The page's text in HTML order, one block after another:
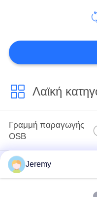
Λαϊκή
Γραμμή παραγωγής
OSB
mdf γραμμή
Jeremy